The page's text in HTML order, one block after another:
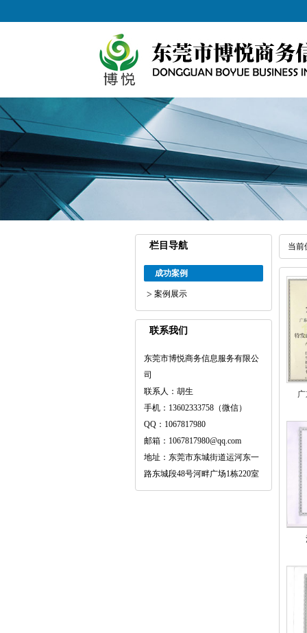
栏目导航
成功案例
案例展示
联系我们
东莞市博悦商务信息服务有限公
司
联系人：胡生
手机：13602333758（微信）
QQ：1067817980
邮箱：1067817980@qq.com
地址：东莞市东城街道运河东一
路东城段48号河畔广场1栋220室
当前